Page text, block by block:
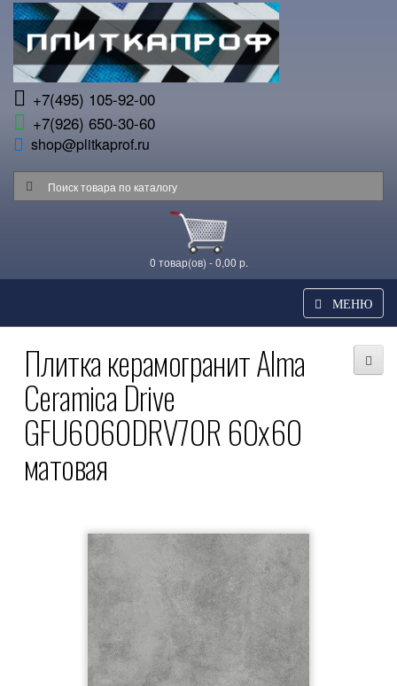
+7(495) 105-92-00
+7(926) 650-30-60
shop@plitkaprof.ru
0 товар(ов) - 0,00 р.
МЕНЮ
Плитка керамогранит Alma
Ceramica Drive
GFU6060DRV70R 60x60
матовая